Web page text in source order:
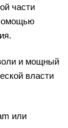
части
и мощный
власти
или